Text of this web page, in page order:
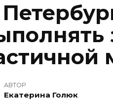
АВТОР
Екатерина Голюк